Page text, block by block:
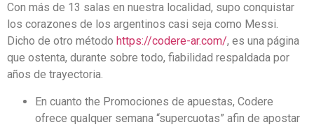
Con más de 13 salas en nuestra localidad, supo conquistar
los corazones de los argentinos casi seja como Messi.
Dicho de otro método https://codere-ar.com/, es una página
que ostenta, durante sobre todo, fiabilidad respaldada por
años de trayectoria.
En cuanto the Promociones de apuestas, Codere
ofrece qualquer semana “supercuotas” afin de apostar